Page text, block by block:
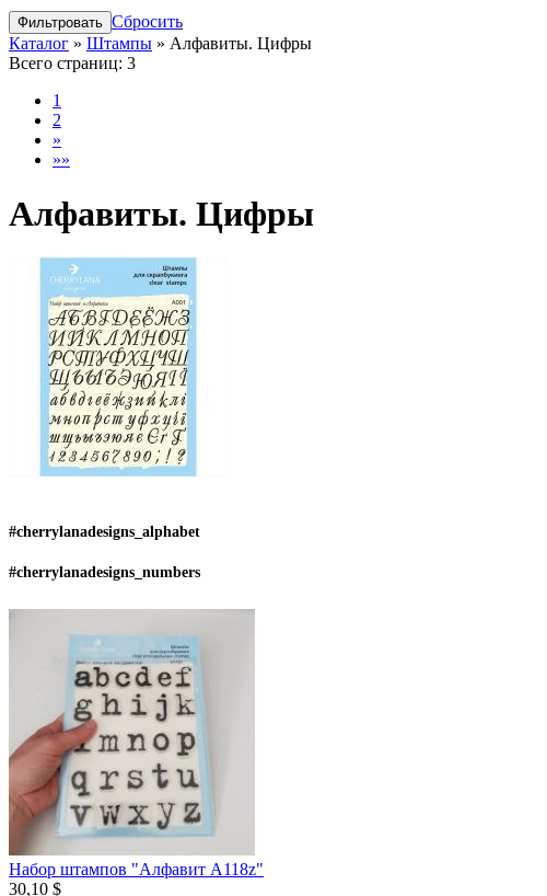
Сбросить
Каталог » Штампы » Алфавиты. Цифры
Всего страниц: 3
1
2
»
»»
Алфавиты. Цифры
#cherrylanadesigns_alphabet
#cherrylanadesigns_numbers
Набор штампов "Алфавит A118z"
30,10 $